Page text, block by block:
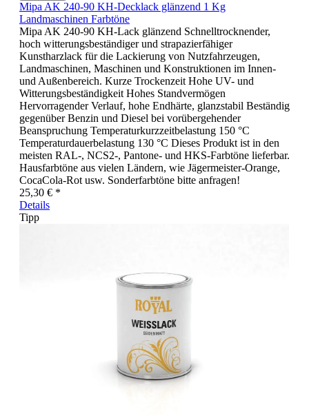
Mipa AK 240-90 KH-Decklack glänzend 1 Kg
Landmaschinen Farbtöne
Mipa AK 240-90 KH-Lack glänzend Schnelltrocknender,
hoch witterungsbeständiger und strapazierfähiger
Kunstharzlack für die Lackierung von Nutzfahrzeugen,
Landmaschinen, Maschinen und Konstruktionen im Innen-
und Außenbereich. Kurze Trockenzeit Hohe UV- und
Witterungsbeständigkeit Hohes Standvermögen
Hervorragender Verlauf, hohe Endhärte, glanzstabil Beständig
gegenüber Benzin und Diesel bei vorübergehender
Beanspruchung Temperaturkurzzeitbelastung 150 °C
Temperaturdauerbelastung 130 °C Dieses Produkt ist in den
meisten RAL-, NCS2-, Pantone- und HKS-Farbtöne lieferbar.
Hausfarbtöne aus vielen Ländern, wie Jägermeister-Orange,
CocaCola-Rot usw. Sonderfarbtöne bitte anfragen!
25,30 € *
Details
Tipp